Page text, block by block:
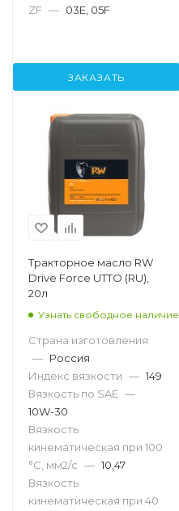
ZF — 03E, 05F
ЗАКАЗАТЬ
Тракторное масло RW
Drive Force UTTO (RU),
20л
Узнать свободное наличие
Страна изготовления
— Россия
Индекс вязкости — 149
Вязкость по SAE —
10W-30
Вязкость
кинематическая при 100
°С, мм2/с — 10,47
Вязкость
кинематическая при 40